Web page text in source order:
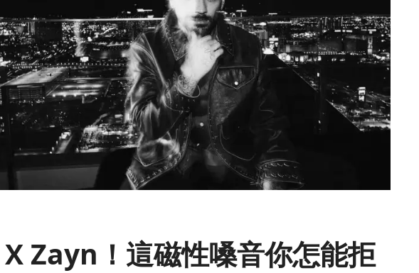
Zayn！這磁性嗓音你怎能拒